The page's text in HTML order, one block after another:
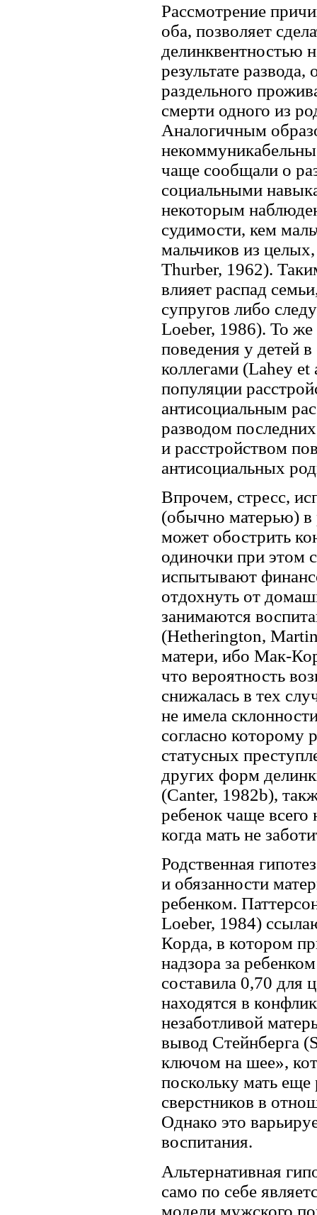
Рассмотрение
оба, позволяет
делинквентностью
результате
раздельного
смерти одного из
Аналогичным
чаще сообщали о
социальными
некоторым
судимости, кем
мальчиков из
Thurber, 1962).
влияет распад
супругов либо
Loeber, 1986). To же
поведения у детей
коллегами (Lahey
популяции
антисоциальным
разводом
и расстройством
антисоциальных
Впрочем, стресс,
(обычно матерью) в
может обострить
одиночки при этом
испытывают
отдохнуть от
занимаются
(Hetherington,
матери, ибо Мак-
что вероятность
снижалась в тех
не имела
согласно которому
статусных
других форм
(Canter, 1982b),
ребенок чаще всего
когда мать не
Родственная
и обязанности
ребенком.
Loeber, 1984)
Корда, в котором
надзора за
составила 0,70 для
находятся в
незаботливой
вывод Стейнберга
ключом на шее»,
поскольку мать еще
сверстников в
Однако это
воспитания.
Альтернативная
само по себе
модели мужского